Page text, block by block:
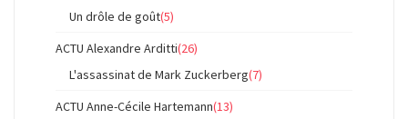
Un drôle de goût(5)
ACTU Alexandre Arditti(26)
L'assassinat de Mark Zuckerberg(7)
ACTU Anne-Cécile Hartemann(13)